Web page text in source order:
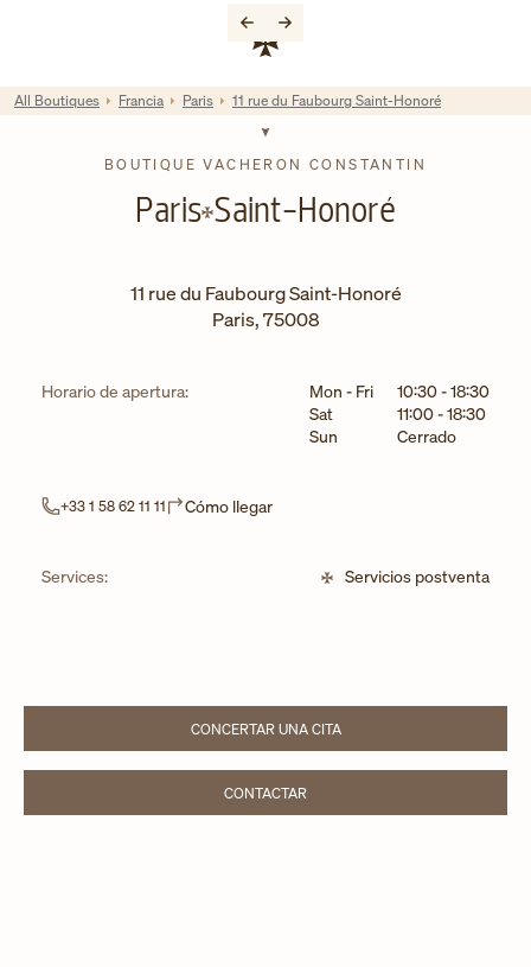
Enlace al sitio web corporativo
Return to Nav
BOUTIQUE VACHERON CONSTANTIN
Paris Saint-Honoré
11 rue du Faubourg Saint-Honoré
Paris,75008
Horario de apertura: Día de la semanaHorarios
Mon - Fri 10:30-18:30
Sat
11:00-18:30
Sun
Cerrado
+33 1 58 62 11 11 Cómo llegarLink Opens in New Tab
Services: Servicios postventa
CONCERTAR UNA CITALINK OPENS IN NEW TAB
CONTACTARLINK OPENS IN NEW TAB
All Boutiques Francia Paris 11 rue du Faubourg Saint-Honoré